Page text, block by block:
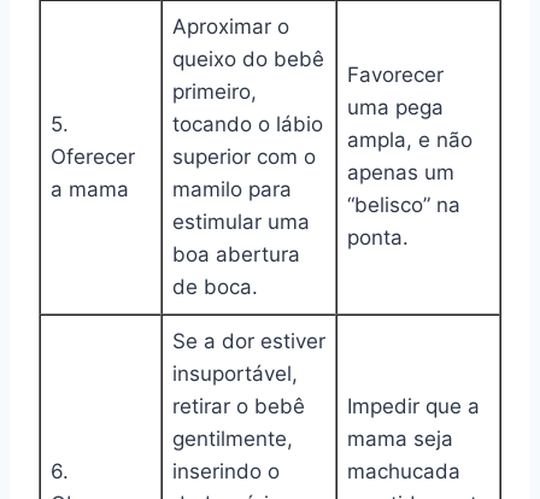
5.
Oferecer
a mama
Aproximar o
queixo do bebê
primeiro,
tocando o lábio
superior com o
mamilo para
estimular uma
boa abertura
de boca.
Favorecer
uma pega
ampla, e não
apenas um
“belisco” na
ponta.
6.
Se a dor estiver
insuportável,
retirar o bebê
gentilmente,
inserindo o
Impedir que a
mama seja
machucada